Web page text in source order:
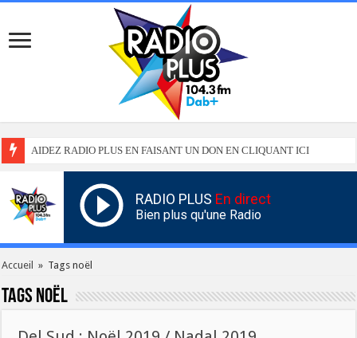
AIDEZ RADIO PLUS EN FAISANT UN DON EN CLIQUANT ICI
RADIO PLUS En direct
Bien plus qu'une Radio
Accueil » Tags noël
Tags noël